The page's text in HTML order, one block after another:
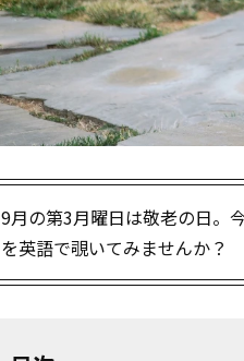
9月の第3月曜日は敬老の日。
を英語で覗いてみませんか？